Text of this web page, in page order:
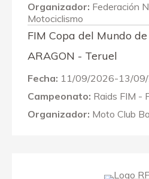
Organizador: Federación
Motociclismo
FIM Copa del Mundo
ARAGON - Teruel
Fecha: 11/09/2026-13/
Campeonato: Raids FIM -
Organizador: Moto Club